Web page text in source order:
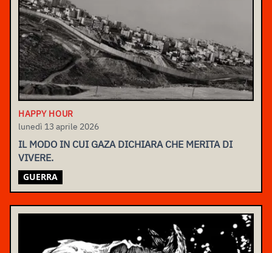
HAPPY HOUR
lunedì 13 aprile 2026
IL MODO IN CUI GAZA DICHIARA CHE MERITA DI
VIVERE.
GUERRA